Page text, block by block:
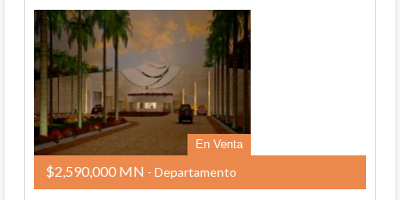
En Venta
$2,590,000 MN - Departamento